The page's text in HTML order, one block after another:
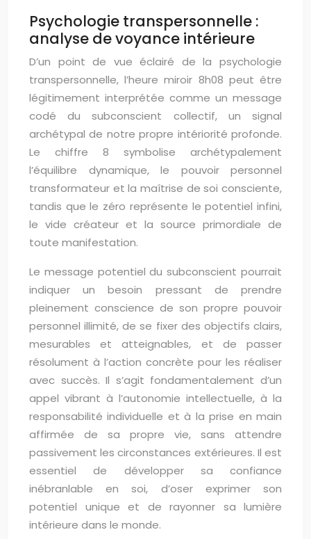
Psychologie transpersonnelle :
analyse de voyance intérieure
D’un point de vue éclairé de la psychologie
transpersonnelle, l’heure miroir 8h08 peut être
légitimement interprétée comme un message
codé du subconscient collectif, un signal
archétypal de notre propre intériorité profonde.
Le chiffre 8 symbolise archétypalement
l’équilibre dynamique, le pouvoir personnel
transformateur et la maîtrise de soi consciente,
tandis que le zéro représente le potentiel infini,
le vide créateur et la source primordiale de
toute manifestation.
Le message potentiel du subconscient pourrait
indiquer un besoin pressant de prendre
pleinement conscience de son propre pouvoir
personnel illimité, de se fixer des objectifs clairs,
mesurables et atteignables, et de passer
résolument à l’action concrète pour les réaliser
avec succès. Il s’agit fondamentalement d’un
appel vibrant à l’autonomie intellectuelle, à la
responsabilité individuelle et à la prise en main
affirmée de sa propre vie, sans attendre
passivement les circonstances extérieures. Il est
essentiel de développer sa confiance
inébranlable en soi, d’oser exprimer son
potentiel unique et de rayonner sa lumière
intérieure dans le monde.